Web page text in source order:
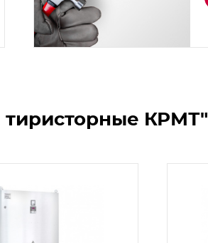
тиристорные КРМТ"